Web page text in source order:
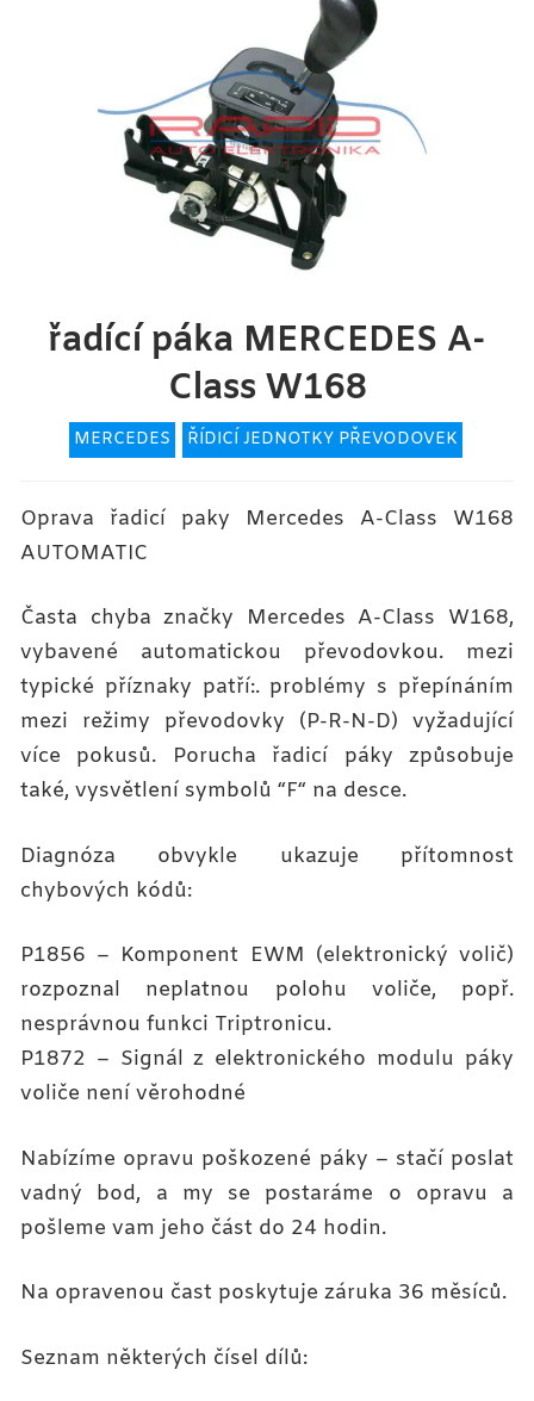
řadící páka MERCEDES A-
Class W168
MERCEDES ŘÍDICÍ JEDNOTKY PŘEVODOVEK
Oprava řadicí paky Mercedes A-Class W168
AUTOMATIC
Časta chyba značky Mercedes A-Class W168,
vybavené automatickou převodovkou. mezi
typické příznaky patří:. problémy s přepínáním
mezi režimy převodovky (P-R-N-D) vyžadující
více pokusů. Porucha řadicí páky způsobuje
také, vysvětlení symbolů “F“ na desce.
Diagnóza obvykle ukazuje přítomnost
chybových kódů:
P1856 – Komponent EWM (elektronický volič)
rozpoznal neplatnou polohu voliče, popř.
nesprávnou funkci Triptronicu.
P1872 – Signál z elektronického modulu páky
voliče není věrohodné
Nabízíme opravu poškozené páky – stačí poslat
vadný bod, a my se postaráme o opravu a
pošleme vam jeho část do 24 hodin.
Na opravenou čast poskytuje záruka 36 měsíců.
Seznam některých čísel dílů: